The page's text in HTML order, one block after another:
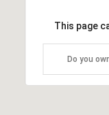
This page
Do you